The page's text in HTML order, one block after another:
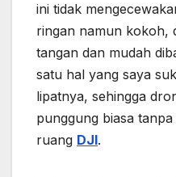
ini tidak
ringan namun kokoh,
tangan dan mudah
satu hal yang saya
lipatnya, sehingga
punggung biasa
ruang DJI.